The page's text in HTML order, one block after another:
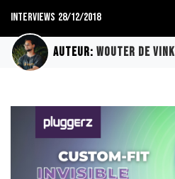
Interviews 28/12/2018
Auteur: Wouter de Vink